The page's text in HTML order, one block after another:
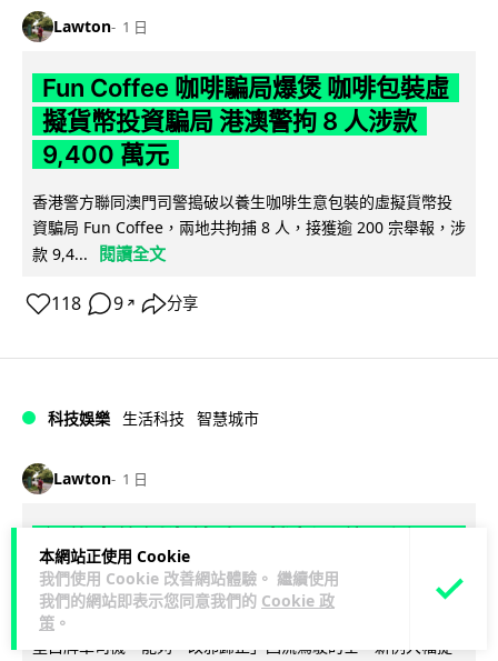
本網站正使用 Cookie
我們使用 Cookie 改善網站體驗。 繼續使用
我們的網站即表示您同意我們的 Cookie 政
策 。
Lawton 1 日
Fun Coffee 咖啡騙局爆煲 咖啡包裝虛
擬貨幣投資騙局 港澳警拘 8 人涉款
9,400 萬元
香港警方聯同澳門司警搗破以養生咖啡生意包裝的虛擬貨幣投
資騙局 Fun Coffee，兩地共拘捕 8 人，接獲逾 200 宗舉報，涉
款 9,4...
閱讀全文
118 9 ↗ 分享
科技娛樂 生活科技 智慧城市
Lawton 1 日
的士業界籲白牌 "改邪歸正"
規管網約車法例大部分條文已於 8 月 3 日生效，的士業界就期
望白牌車司機，能夠「改邪歸正」回流駕駛的士。新例大幅提